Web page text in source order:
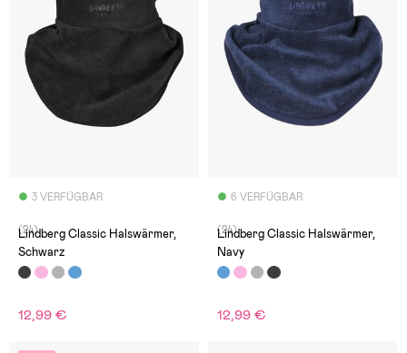
3 VERFÜGBAR
(24)
Lindberg Classic Halswärmer,
Schwarz
12,99 €
6 VERFÜGBAR
(24)
Lindberg Classic Halswärmer,
Navy
12,99 €